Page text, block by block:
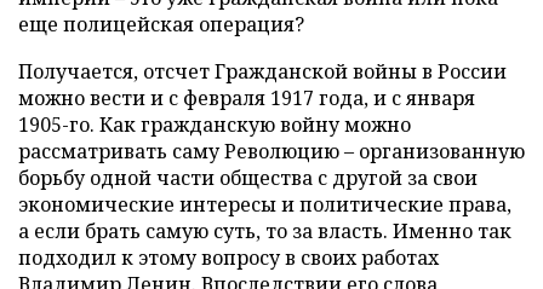
еще полицейская операция?
Получается, отсчет Гражданской войны в России
можно вести и с февраля 1917 года, и с января
1905-го. Как гражданскую войну можно
рассматривать саму Революцию – организованную
борьбу одной части общества с другой за свои
экономические интересы и политические права,
а если брать самую суть, то за власть. Именно так
подходил к этому вопросу в своих работах